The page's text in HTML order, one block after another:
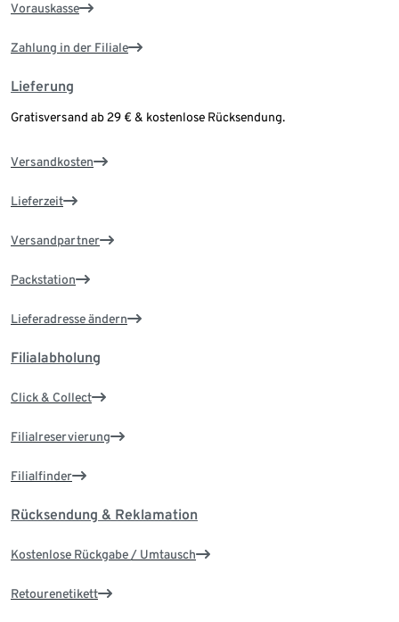
Vorauskasse
Zahlung in der Filiale
Lieferung
Gratisversand ab 29 € & kostenlose Rücksendung.
Versandkosten
Lieferzeit
Versandpartner
Packstation
Lieferadresse ändern
Filialabholung
Click & Collect
Filialreservierung
Filialfinder
Rücksendung & Reklamation
Kostenlose Rückgabe / Umtausch
Retourenetikett